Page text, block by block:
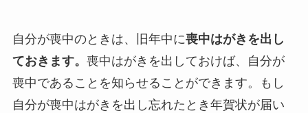
自分が喪中のときは、旧年中に喪中はがきを出し
ておきます。 喪中はがきを出しておけば、自分が
喪中であることを知らせることができます。もし
自分が喪中はがきを出し忘れたとき年賀状が届い